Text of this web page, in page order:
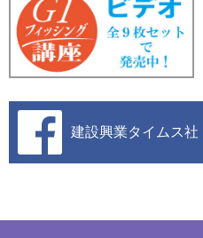
建設興業タイムス社